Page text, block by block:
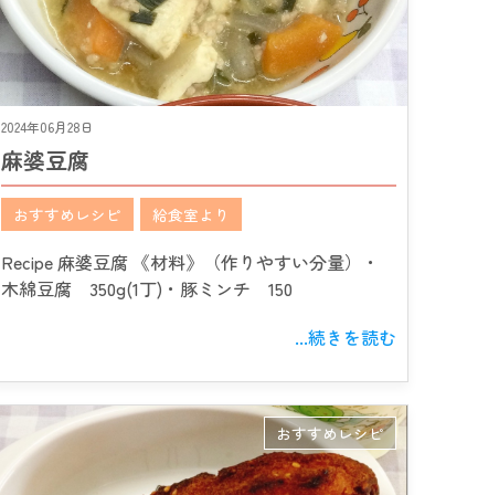
2024年06月28日
麻婆豆腐
おすすめレシピ 給食室より
Recipe 麻婆豆腐 《材料》（作りやすい分量）・
木綿豆腐 350g(1丁)・豚ミンチ 150
...続きを読む
おすすめレシピ